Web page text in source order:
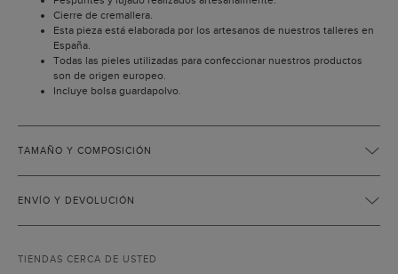
Cierre de cremallera.
Esta pieza está elaborada por los artesanos de nuestros talleres en
España.
Todas las pieles utilizadas para confeccionar nuestros productos
son de origen europeo.
Incluye bolsa guardapolvo.
TAMAÑO Y COMPOSICIÓN
ENVÍO Y DEVOLUCIÓN
TIENDAS CERCA DE USTED